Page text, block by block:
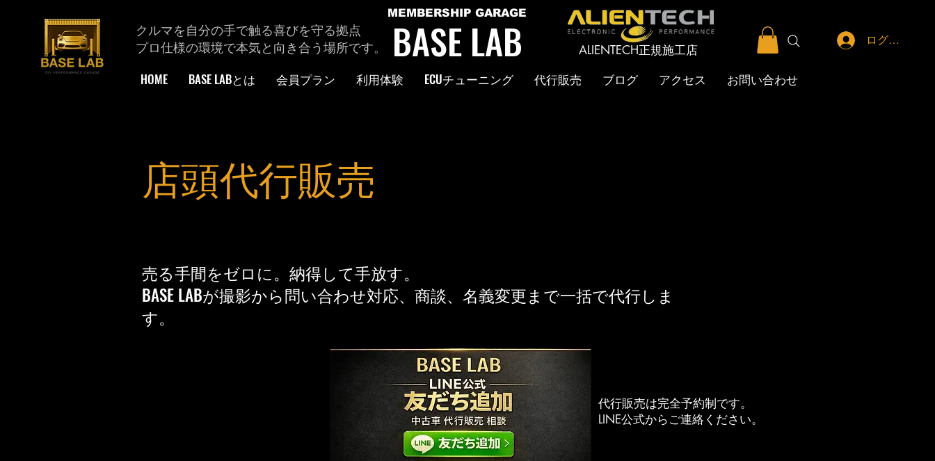
クルマを自分の手で触る喜びを守る拠点
プロ仕様の環境で本気と向き合う場所です。
BASE LAB
MEMBERSHIP GARAGE
ALIENTECH正規施工店
ログイン
HOME BASE LABとは 会員プラン 利用体験 ECUチューニング 代行販売 ブログ アクセス お問い合わせ
​店頭代行販売
売る手間をゼロに。納得して手放す。
BASE LABが撮影から問い合わせ対応、商談、名義変更まで一括で代行しま
す。
​代行販売は完全予約制です。
LINE公式からご連絡ください。